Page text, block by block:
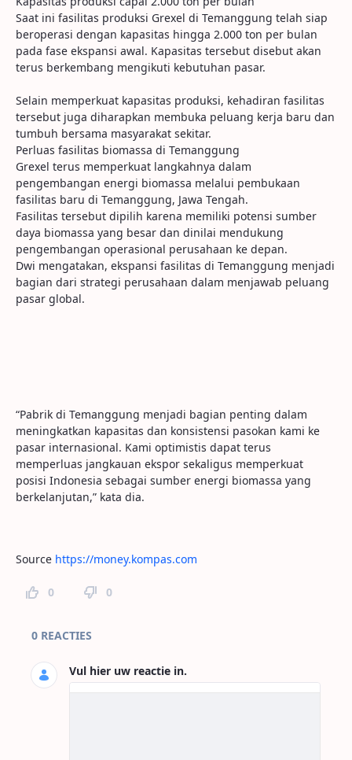
Saat ini fasilitas produksi Grexel di Temanggung telah siap
beroperasi dengan kapasitas hingga 2.000 ton per bulan
pada fase ekspansi awal. Kapasitas tersebut disebut akan
terus berkembang mengikuti kebutuhan pasar.
Selain memperkuat kapasitas produksi, kehadiran fasilitas
tersebut juga diharapkan membuka peluang kerja baru dan
tumbuh bersama masyarakat sekitar.
Perluas fasilitas biomassa di Temanggung
Grexel terus memperkuat langkahnya dalam
pengembangan energi biomassa melalui pembukaan
fasilitas baru di Temanggung, Jawa Tengah.
Fasilitas tersebut dipilih karena memiliki potensi sumber
daya biomassa yang besar dan dinilai mendukung
pengembangan operasional perusahaan ke depan.
Dwi mengatakan, ekspansi fasilitas di Temanggung menjadi
bagian dari strategi perusahaan dalam menjawab peluang
pasar global.
“Pabrik di Temanggung menjadi bagian penting dalam
meningkatkan kapasitas dan konsistensi pasokan kami ke
pasar internasional. Kami optimistis dapat terus
memperluas jangkauan ekspor sekaligus memperkuat
posisi Indonesia sebagai sumber energi biomassa yang
berkelanjutan,” kata dia.
Source https://money.kompas.com
0 0
Paginareacties
0 REACTIES
Vul hier uw reactie in.